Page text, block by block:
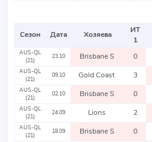
Сезон Дата Хозяева
ИТ
1
AUS-QL
(21)
23.10 Brisbane S 0
AUS-QL
(21)
09.10 Gold Coast 3
AUS-QL
(21)
02.10 Brisbane S 0
AUS-QL
(21)
24.09 Lions 2
AUS-QL
(21)
18.09 Brisbane S 0